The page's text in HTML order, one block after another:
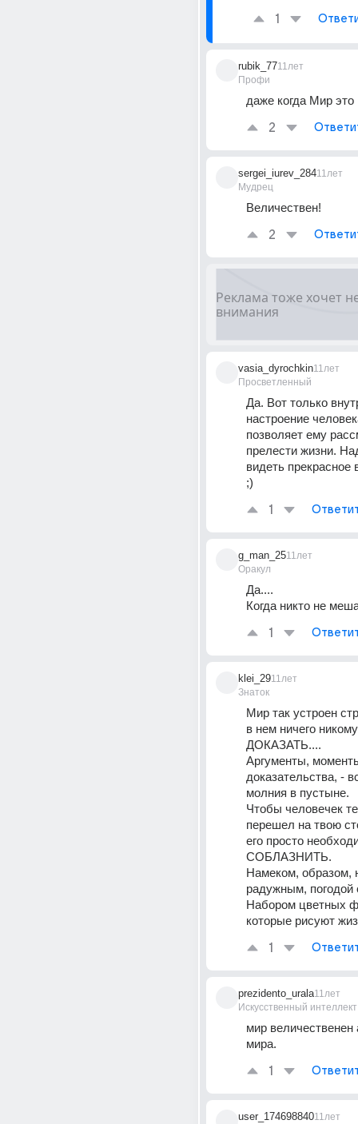
1
rubik_77
Профи
11лет
даже когда Мир это
2
sergei_iurev_284
Мудрец
11лет
Величествен!
2
vasia_dyrochkin
Просветленный
11лет
Да. Вот только
настроение
позволяет ему
прелести жизни.
видеть
;)
1
g_man_25
Оракул
11лет
Да....
Когда никто не
1
klei_29
Знаток
11лет
Мир так устроен
в нем ничего
ДОКАЗАТЬ....
Аргументы,
доказательства, -
молния в пустыне.
Чтобы человечек
перешел на твою
его просто
СОБЛАЗНИТЬ.
Намеком, образом,
радужным, погодой
Набором цветных
которые рисуют
1
prezidento_urala
Искусственный интеллект
11лет
мир величественен
мира.
1
user_17469884011лет